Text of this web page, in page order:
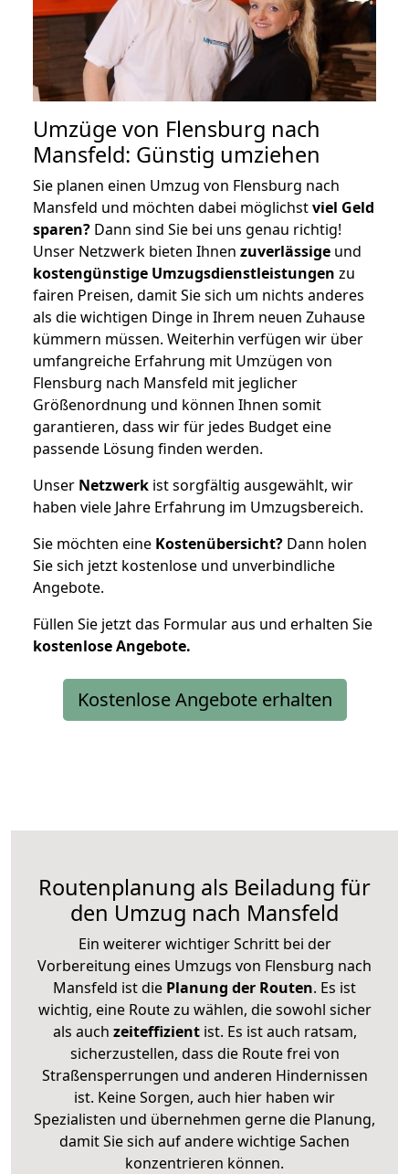
Umzüge von Flensburg nach
Mansfeld: Günstig umziehen
Sie planen einen Umzug von Flensburg nach
Mansfeld und möchten dabei möglichstviel Geld
sparen? Dann sind Sie bei uns genau richtig!
Unser Netzwerk bieten Ihnen zuverlässige und
kostengünstige Umzugsdienstleistungen zu
fairen Preisen, damit Sie sich um nichts anderes
als die wichtigen Dinge in Ihrem neuen Zuhause
kümmern müssen. Weiterhin verfügen wir über
umfangreiche Erfahrung mit Umzügen von
Flensburg nach Mansfeld mit jeglicher
Größenordnung und können Ihnen somit
garantieren, dass wir für jedes Budget eine
passende Lösung finden werden.
Unser Netzwerk ist sorgfältig ausgewählt, wir
haben viele Jahre Erfahrung im Umzugsbereich.
Sie möchten eine Kostenübersicht? Dann holen
Sie sich jetzt kostenlose und unverbindliche
Angebote.
Füllen Sie jetzt das Formular aus und erhalten Sie
kostenloseAngebote.
Kostenlose Angebote erhalten
Routenplanung als Beiladung für
den Umzug nach Mansfeld
Ein weiterer wichtiger Schritt bei der
Vorbereitung eines Umzugs von Flensburg nach
Mansfeld ist die Planung der Routen. Es ist
wichtig, eine Route zu wählen, die sowohl sicher
als auch zeiteffizientist. Es ist auch ratsam,
sicherzustellen, dass die Route frei von
Straßensperrungen und anderen Hindernissen
ist. Keine Sorgen, auch hier haben wir
Spezialisten und übernehmen gerne die Planung,
damit Sie sich auf andere wichtige Sachen
konzentrieren können.